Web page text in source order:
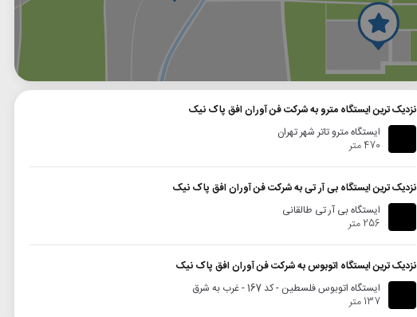
نزدیک ترین ایستگاه مترو به شرکت فن آوران افق پاک نیک
ایستگاه مترو تاتر شهر تهران
470 متر
نزدیک ترین ایستگاه بی آر تی به شرکت فن آوران افق پاک نیک
ایستگاه بی آر تی طالقانی
256 متر
نزدیک ترین ایستگاه اتوبوس به شرکت فن آوران افق پاک نیک
ایستگاه اتوبوس فلسطین - کد 167 - غرب به شرق
137 متر